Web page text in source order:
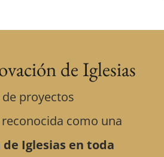
de Iglesias
proyectos
como una
Iglesias en toda